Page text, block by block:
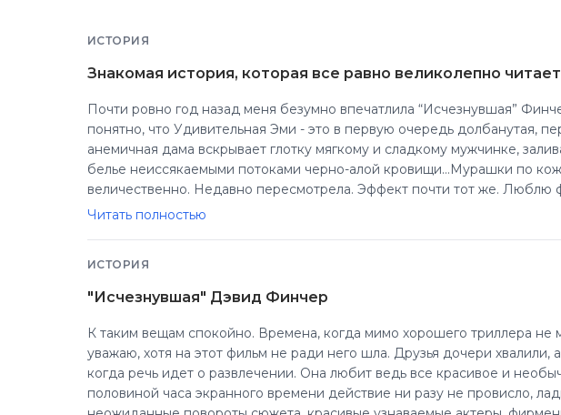
ИСТОРИЯ
Знакомая история, которая все равно великолепно
Почти ровно год назад меня безумно впечатлила “Исчезнувшая”
понятно, что Удивительная Эми - это в первую очередь долбанутая, первоклассная сука. Когда хрупкая
анемичная дама вскрывает глотку мягкому и сладкому мужчинке, заливая белоснежное кружевное
белье неиссякаемыми потоками черно-алой кровищи…Мурашки по
величественно. Недавно пересмотрела. Эффект почти тот же. Люблю
выбивают из колеи - заставляют чувствовать что-либо с чуть больше
картину, чем видеоряд. Поняла позицию героев, их мотивацию. И даже
ужаснулась - это же ****** так жить и такими быть. Но думается, многие
так по-крупному.
Читать полностью
ИСТОРИЯ
"Исчезнувшая" Дэвид Финчер
К таким вещам спокойно. Времена, когда мимо хорошего триллера не
уважаю, хотя на этот фильм не ради него шла. Друзья дочери хвалили,
когда речь идет о развлечении. Она любит ведь все красивое и
половиной часа экранного времени действие ни разу не провисло,